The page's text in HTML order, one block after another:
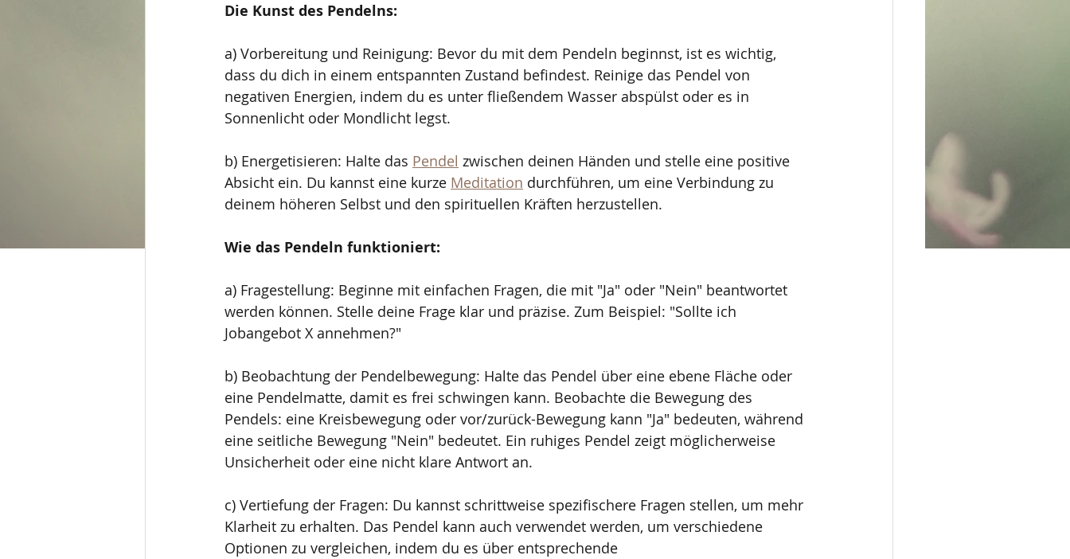
Die Kunst des Pendelns:
a) Vorbereitung und Reinigung: Bevor du mit dem Pendeln beginnst, ist es wichtig,
dass du dich in einem entspannten Zustand befindest. Reinige das Pendel von
negativen Energien, indem du es unter fließendem Wasser abspülst oder es in
Sonnenlicht oder Mondlicht legst.
b) Energetisieren: Halte das Pendel zwischen deinen Händen und stelle eine positive
Absicht ein. Du kannst eine kurze Meditation durchführen, um eine Verbindung zu
deinem höheren Selbst und den spirituellen Kräften herzustellen.
Wie das Pendeln funktioniert:
a) Fragestellung: Beginne mit einfachen Fragen, die mit "Ja" oder "Nein" beantwortet
werden können. Stelle deine Frage klar und präzise. Zum Beispiel: "Sollte ich
Jobangebot X annehmen?"
b) Beobachtung der Pendelbewegung: Halte das Pendel über eine ebene Fläche oder
eine Pendelmatte, damit es frei schwingen kann. Beobachte die Bewegung des
Pendels: eine Kreisbewegung oder vor/zurück-Bewegung kann "Ja" bedeuten, während
eine seitliche Bewegung "Nein" bedeutet. Ein ruhiges Pendel zeigt möglicherweise
Unsicherheit oder eine nicht klare Antwort an.
c) Vertiefung der Fragen: Du kannst schrittweise spezifischere Fragen stellen, um mehr
Klarheit zu erhalten. Das Pendel kann auch verwendet werden, um verschiedene
Optionen zu vergleichen, indem du es über entsprechende